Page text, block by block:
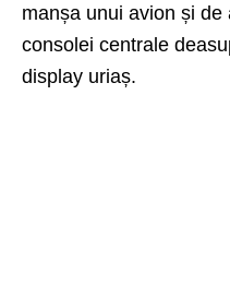
manșa unui avion și
consolei centrale
display uriaș.